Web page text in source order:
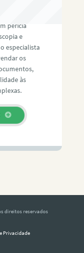
perícia
e
especialista
os
às
direitos reservados
Privacidade